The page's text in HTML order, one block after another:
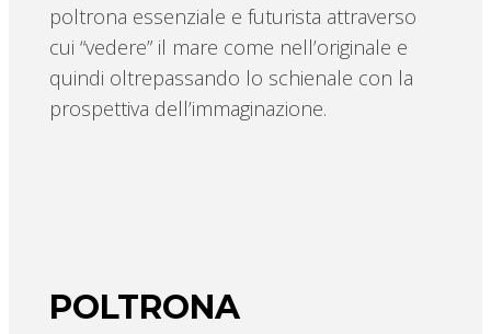
poltrona essenziale e futurista attraverso
cui “vedere” il mare come nell’originale e
quindi oltrepassando lo schienale con la
prospettiva dell’immaginazione.
POLTRONA